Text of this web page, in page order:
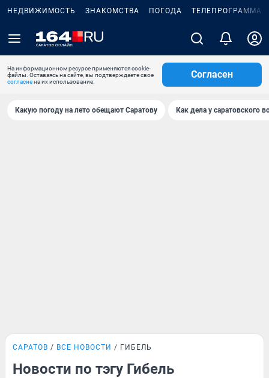
НЕДВИЖИМОСТЬ ЗНАКОМСТВА ПОГОДА ТЕЛЕПРОГРАММА
На информационном ресурсе применяются cookie-
файлы. Оставаясь на сайте, вы подтверждаете свое
согласиена их использование.
Согласен
Какую погоду на лето обещают Саратову Как дела у саратовского
САРАТОВ ВСЕ НОВОСТИ ГИБЕЛЬ
Новости по тэгу Гибель